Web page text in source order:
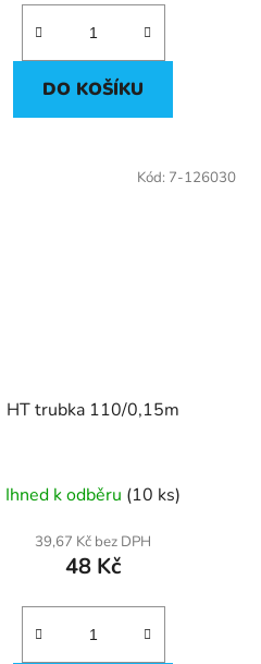
DO KOŠÍKU
HT trubka 110/0,15m
Ihned k odběru (10 ks)
39,67 Kč bez DPH
48 Kč
Kód: 7-126030